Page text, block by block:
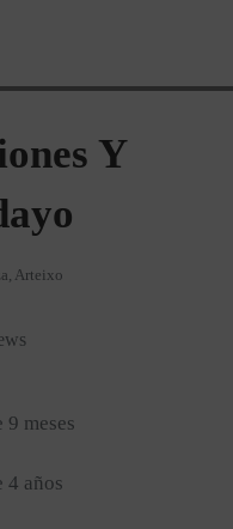
Y
Arteixo
9 meses
4 años